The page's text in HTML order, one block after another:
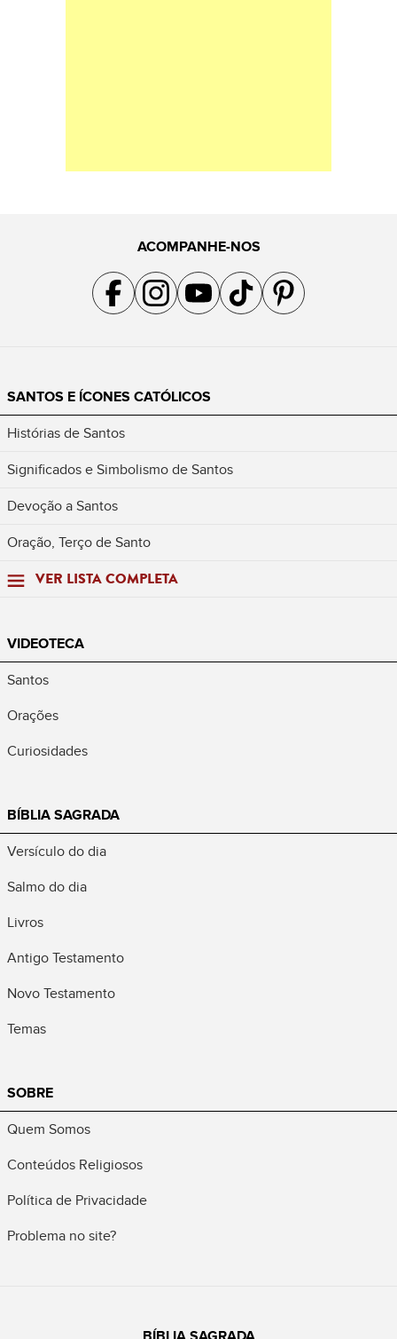
ACOMPANHE-NOS
Acompanhe a gente no Facebook
Acompanhe a gente no Instagram
Acompanhe a gente no YouTube
Acompanhe a gente no TikTok
Acompanhe a gente no
SANTOS E ÍCONES CATÓLICOS
Histórias de Santos
Significados e Simbolismo de Santos
Devoção a Santos
Oração, Terço de Santo
VER LISTA COMPLETA
VIDEOTECA
Santos
Orações
Curiosidades
BÍBLIA SAGRADA
Versículo do dia
Salmo do dia
Livros
Antigo Testamento
Novo Testamento
Temas
SOBRE
Quem Somos
Conteúdos Religiosos
Política de Privacidade
Problema no site?